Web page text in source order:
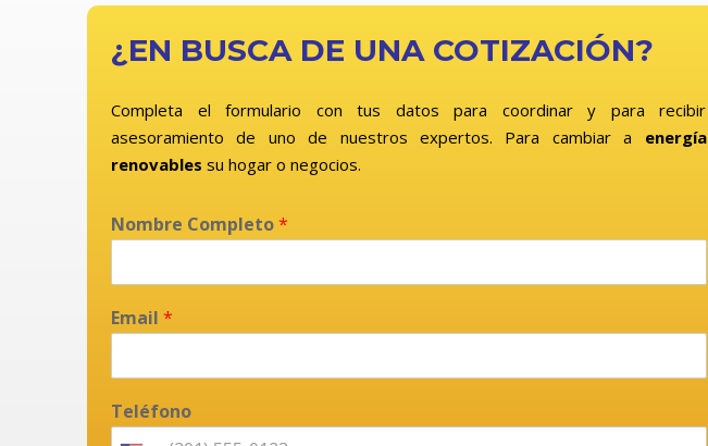
¿EN BUSCA DE UNA COTIZACIÓN?
Completa el formulario con tus datos para coordinar y para recibir
asesoramiento de uno de nuestros expertos. Para cambiar a energía
renovables su hogar o negocios.
Nombre Completo*
Email *
Teléfono